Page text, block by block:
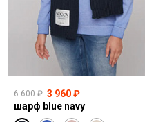
6 600 ₽ 3 960 ₽
шарф blue navy